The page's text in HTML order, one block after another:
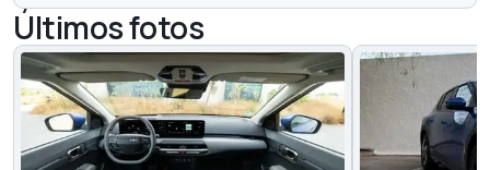
Últimos fotos